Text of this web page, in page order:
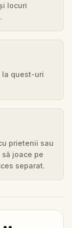
locuri
la quest-uri
prietenii sau
joace pe
separat.